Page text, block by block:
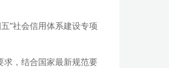
”社会信用体系建设专项
求，结合国家最新规范要